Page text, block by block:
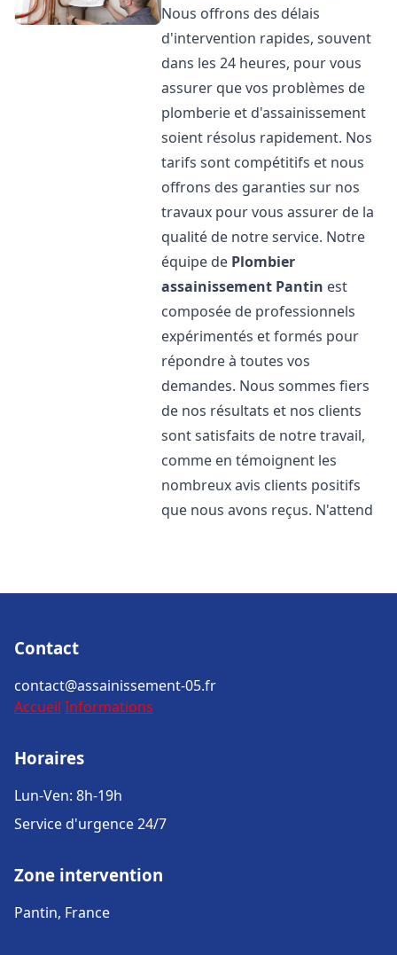
Nous offrons des délais
d'intervention rapides, souvent
dans les 24 heures, pour vous
assurer que vos problèmes de
plomberie et d'assainissement
soient résolus rapidement. Nos
tarifs sont compétitifs et nous
offrons des garanties sur nos
travaux pour vous assurer de la
qualité de notre service. Notre
équipe de Plombier
assainissement Pantin est
composée de professionnels
expérimentés et formés pour
répondre à toutes vos
demandes. Nous sommes fiers
de nos résultats et nos clients
sont satisfaits de notre travail,
comme en témoignent les
nombreux avis clients positifs
que nous avons reçus. N'attend
Contact
contact@assainissement-05.fr
Accueil Informations
Horaires
Lun-Ven: 8h-19h
Service d'urgence 24/7
Zone intervention
Pantin, France